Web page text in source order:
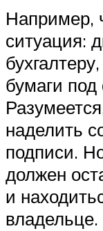
Например,
ситуация:
бумаги под
наделить
подписи.
должен
и
владельце.